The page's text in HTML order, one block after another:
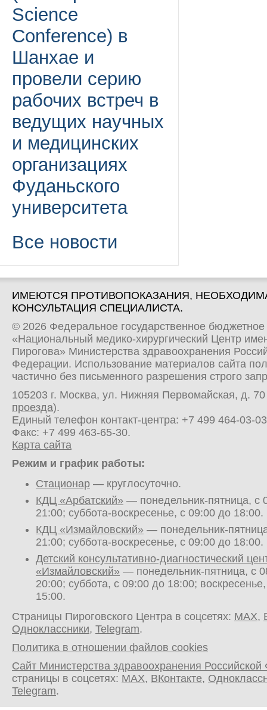
Science
Conference) в
Шанхае и
провели серию
рабочих встреч в
ведущих научных
и медицинских
организациях
Фуданьского
университета
Все новости
ИМЕЮТСЯ ПРОТИВОПОКАЗАНИЯ,
КОНСУЛЬТАЦИЯ СПЕЦИАЛИСТА.
© 2026 Федеральное государственное
«Национальный медико-хирургический Центр
Пирогова» Министерства здравоохранения
Федерации. Использование материалов сайта
частично без письменного разрешения строго
105203 г. Москва, ул. Нижняя Первомайская, д.
проезда).
Единый телефон контакт-центра: +7 499 464-03-03
Факс: +7 499 463-65-30.
Карта сайта
Режим и график работы:
Стационар — круглосуточно.
КДЦ «Арбатский» — понедельник-пятница, с
21:00; суббота-воскресенье, с 09:00 до 18:00.
КДЦ «Измайловский» — понедельник-
21:00; суббота-воскресенье, с 09:00 до 18:00.
Детский консультативно-диагностический
«Измайловский» — понедельник-пятница, с
20:00; суббота, с 09:00 до 18:00;
15:00.
Страницы Пироговского Центра в соцсетях: MAX,
Одноклассники, Telegram.
Политика в отношении файлов cookies
Сайт Министерства здравоохранения
страницы в соцсетях: MAX, ВКонтакте,
Telegram.